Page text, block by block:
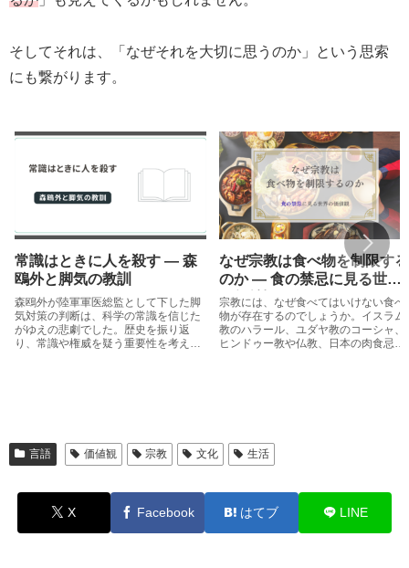
そしてそれは、「なぜそれを大切に思うのか」という思索
にも繋がります。
常識はときに人を殺す ― 森
鴎外と脚気の教訓
森鴎外が陸軍軍医総監として下した脚
気対策の判断は、科学の常識を信じた
がゆえの悲劇でした。歴史を振り返
り、常識や権威を疑う重要性を考えま
なぜ宗教は食べ物を制限する
のか ― 食の禁忌に見る世界
の価値観
宗教には、なぜ食べてはいけない食べ
物が存在するのでしょうか。イスラム
教のハラール、ユダヤ教のコーシャ、
ヒンドゥー教や仏教、日本の肉食忌避
言語 価値観 宗教 文化 生活
X Facebook はてブ LINE